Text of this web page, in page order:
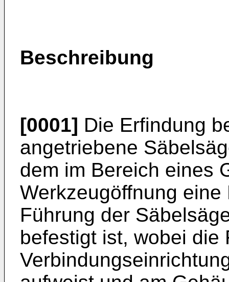
Beschreibung
[0001] Die Erfindung
angetriebene
dem im Bereich eines
Werkzeugöffnung
Führung der
befestigt ist, wobei die